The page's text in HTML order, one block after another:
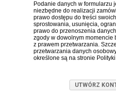
Podanie danych w formularzu
niezbędne do realizacji
prawo dostępu do treści
sprostowania, usunięcia,
prawo do przenoszenia
zgody w dowolnym momencie
z prawem przetwarzania.
przetwarzania danych
określone są na stronie